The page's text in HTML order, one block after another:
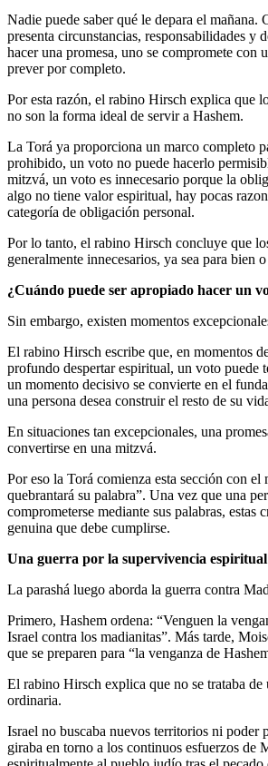
Nadie puede saber qué le depara el mañana.
presenta circunstancias, responsabilidades y
hacer una promesa, uno se compromete con
prever por completo.
Por esta razón, el rabino Hirsch explica que
no son la forma ideal de servir a Hashem.
La Torá ya proporciona un marco completo
prohibido, un voto no puede hacerlo
mitzvá, un voto es innecesario porque la
algo no tiene valor espiritual, hay pocas
categoría de obligación personal.
Por lo tanto, el rabino Hirsch concluye que
generalmente innecesarios, ya sea para bien
¿Cuándo puede ser apropiado hacer un
Sin embargo, existen momentos
El rabino Hirsch escribe que, en momentos
profundo despertar espiritual, un voto puede
un momento decisivo se convierte en el
una persona desea construir el resto de su
En situaciones tan excepcionales, una
convertirse en una mitzvá.
Por eso la Torá comienza esta sección con el
quebrantará su palabra”. Una vez que una
comprometerse mediante sus palabras, estas
genuina que debe cumplirse.
Una guerra por la supervivencia espiritual
La parashá luego aborda la guerra contra
Primero, Hashem ordena: “Venguen la
Israel contra los madianitas”. Más tarde,
que se preparen para “la venganza de
El rabino Hirsch explica que no se trataba de
ordinaria.
Israel no buscaba nuevos territorios ni
giraba en torno a los continuos esfuerzos de